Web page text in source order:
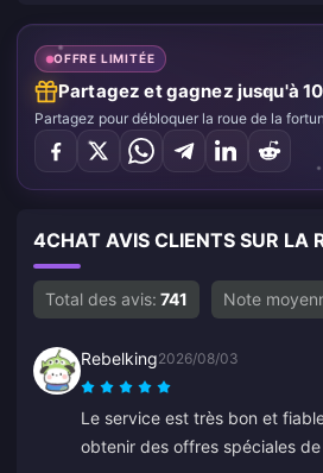
OFFRE LIMITÉE
Partagez et gagnez jusqu'à
Partagez pour débloquer la roue de la
4CHAT AVIS CLIENTS SUR LA
Total des avis: 741 Note
Rebelking2026/08/03
Le service est très bon et
obtenir des offres spéciales